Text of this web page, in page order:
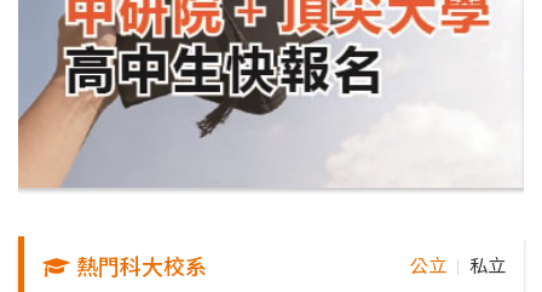
熱門科大校系 公立 私立